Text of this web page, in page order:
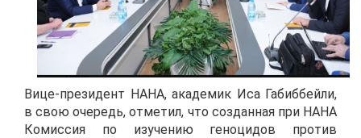
Вице-президент НАНА, академик Иса Габиббейли,
в свою очередь, отметил, что созданная при НАНА
Комиссия по изучению геноцидов против